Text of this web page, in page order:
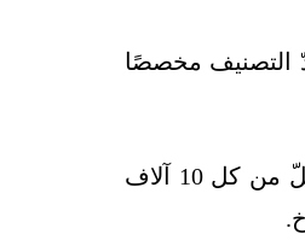
الصومال، ويُعدّ التصنيف مخصصًا
ويعاني 30% على الأقلّ من الأطفال من سوء التغذية الحادّ، ويموت اثنان على الأقلّ من كل 10 آلاف